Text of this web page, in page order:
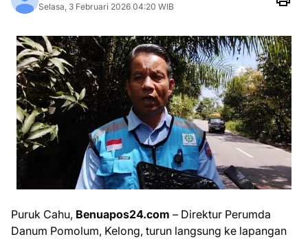
Selasa, 3 Februari 2026 04:20 WIB
Puruk Cahu, Benuapos24.com – Direktur Perumda
Danum Pomolum, Kelong, turun langsung ke lapangan